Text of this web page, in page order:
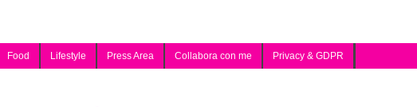
Food Lifestyle Press Area Collabora con me Privacy & GDPR